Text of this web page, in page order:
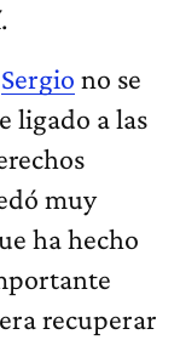
Sergio no se
ligado a las
muy
ha hecho
recuperar